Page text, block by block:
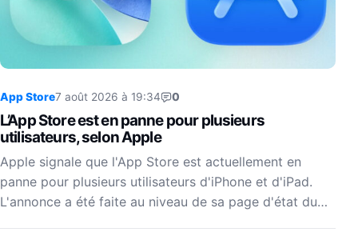
App Store7 août 2026 à 19:34 0
L’App Store est en panne pour plusieurs
utilisateurs, selon Apple
Apple signale que l'App Store est actuellement en
panne pour plusieurs utilisateurs d'iPhone et d'iPad.
L'annonce a été faite au niveau de sa page d'état du…